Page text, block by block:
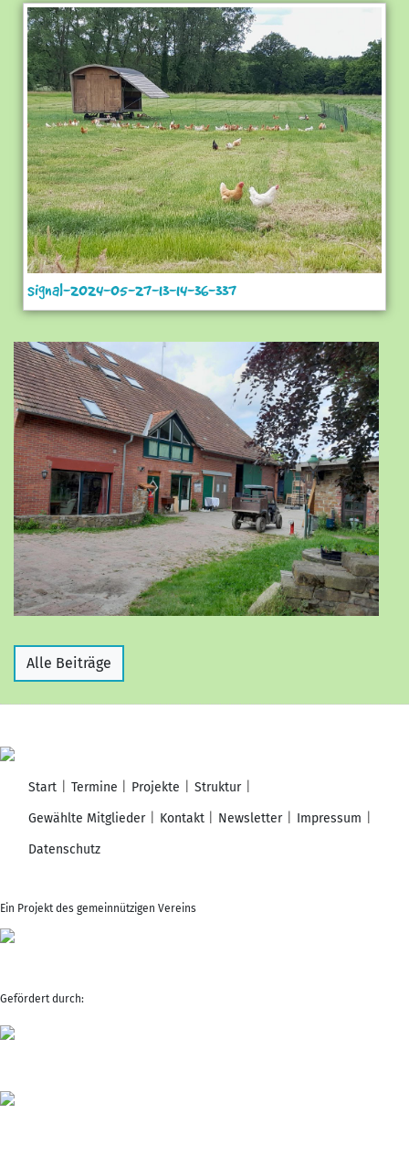
signal-2024-05-27-13-14-36-337
Alle Beiträge
Start Termine Projekte
Struktur
Gewählte Mitglieder
Kontakt Newsletter
Impressum
Datenschutz
Ein Projekt des gemeinnützigen Vereins
Gefördert durch: